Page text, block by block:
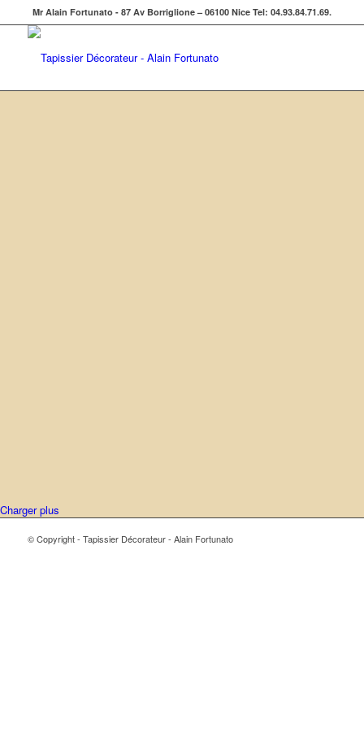
Mr Alain Fortunato - 87 Av Borriglione – 06100 Nice Tel: 04.93.84.71.69.
Charger plus
© Copyright - Tapissier Décorateur - Alain Fortunato